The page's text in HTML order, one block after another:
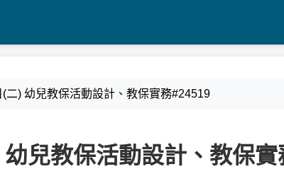
二) 幼兒教保活動設計、教保實務#24519
兒教保活動設計、教保實